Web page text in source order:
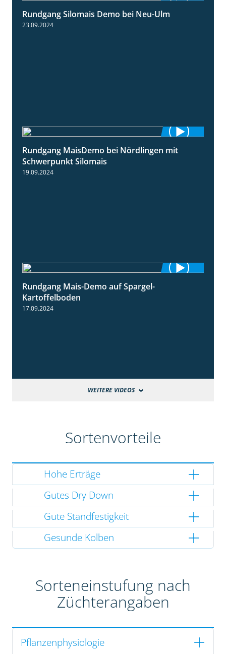
Rundgang Silomais Demo bei Neu-Ulm
23.09.2024
10:51
Rundgang MaisDemo bei Nördlingen mit
Schwerpunkt Silomais
19.09.2024
Rundgang Mais-Demo auf Spargel-
Kartoffelboden
17.09.2024
WEITERE VIDEOS
Sortenvorteile
Hohe Erträge
Gutes Dry Down
Gute Standfestigkeit
Gesunde Kolben
Sorteneinstufung nach
Züchterangaben
Pflanzenphysiologie